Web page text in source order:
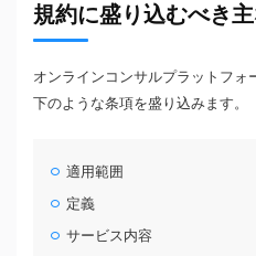
規約に盛り込むべき
オンラインコンサルプラットフォ
下のような条項を盛り込みます。
適用範囲
定義
サービス内容